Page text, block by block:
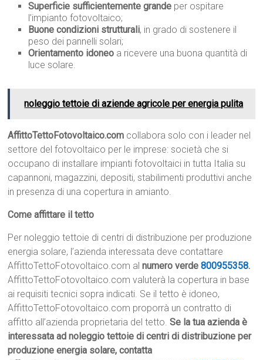
Superficie sufficientemente grande per ospitare
l’impianto fotovoltaico;
Buone condizioni strutturali, in grado di sostenere il
peso dei pannelli solari;
Orientamento idoneo a ricevere una buona quantità di
luce solare.
noleggio tettoie di aziende agricole per energia pulita
AffittoTettoFotovoltaico.com collabora solo con i leader nel
settore del fotovoltaico per le imprese: società che si
occupano di installare impianti fotovoltaici in tutta Italia su
capannoni, magazzini, depositi, stabilimenti produttivi anche
in presenza di una copertura in amianto.
Come affittare il tetto
Per noleggio tettoie di centri di distribuzione per produzione
energia solare, l’azienda interessata deve contattare
AffittoTettoFotovoltaico.com alnumero verde800955358.
AffittoTettoFotovoltaico.com valuterà la copertura in base
ai requisiti tecnici sopra indicati. Se il tetto è idoneo,
AffittoTettoFotovoltaico.com proporrà un contratto di
affitto all’azienda proprietaria del tetto.Se la tua azienda è
interessata ad noleggio tettoie di centri di distribuzione per
produzione energia solare, contatta